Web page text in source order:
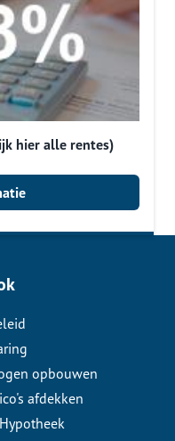
hier alle rentes)
opbouwen
afdekken